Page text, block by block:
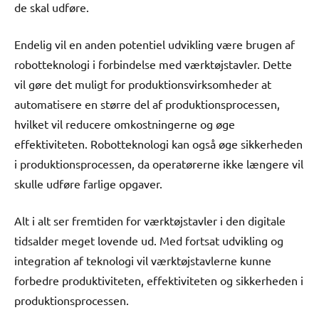
de skal udføre.
Endelig vil en anden potentiel udvikling være brugen af
robotteknologi i forbindelse med værktøjstavler. Dette
vil gøre det muligt for produktionsvirksomheder at
automatisere en større del af produktionsprocessen,
hvilket vil reducere omkostningerne og øge
effektiviteten. Robotteknologi kan også øge sikkerheden
i produktionsprocessen, da operatørerne ikke længere vil
skulle udføre farlige opgaver.
Alt i alt ser fremtiden for værktøjstavler i den digitale
tidsalder meget lovende ud. Med fortsat udvikling og
integration af teknologi vil værktøjstavlerne kunne
forbedre produktiviteten, effektiviteten og sikkerheden i
produktionsprocessen.